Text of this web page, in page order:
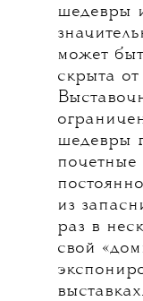
шедевры
может
скрыта от
шедевры
почетные
из
раз в
свой